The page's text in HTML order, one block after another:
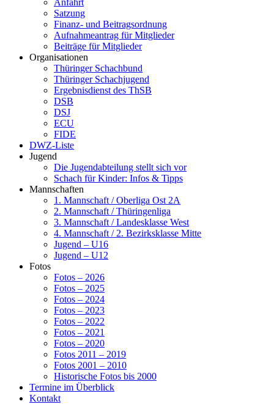
Anfahrt
Satzung
Finanz- und Beitragsordnung
Aufnahmeantrag für Mitglieder
Beiträge für Mitglieder
Organisationen
Thüringer Schachbund
Thüringer Schachjugend
Ergebnisdienst des ThSB
DSB
DSJ
ECU
FIDE
DWZ-Liste
Jugend
Die Jugendabteilung stellt sich vor
Schach für Kinder: Infos & Tipps
Mannschaften
1. Mannschaft / Oberliga Ost 2A
2. Mannschaft / Thüringenliga
3. Mannschaft / Landesklasse West
4. Mannschaft / 2. Bezirksklasse Mitte
Jugend – U16
Jugend – U12
Fotos
Fotos – 2026
Fotos – 2025
Fotos – 2024
Fotos – 2023
Fotos – 2022
Fotos – 2021
Fotos – 2020
Fotos 2011 – 2019
Fotos 2001 – 2010
Historische Fotos bis 2000
Termine im Überblick
Kontakt